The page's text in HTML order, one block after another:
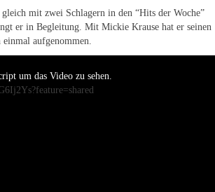
mit zwei Schlagern in den “Hits der Woche”
er in Begleitung. Mit Mickie Krause hat er seinen
aufgenommen.
um das Video zu sehen.